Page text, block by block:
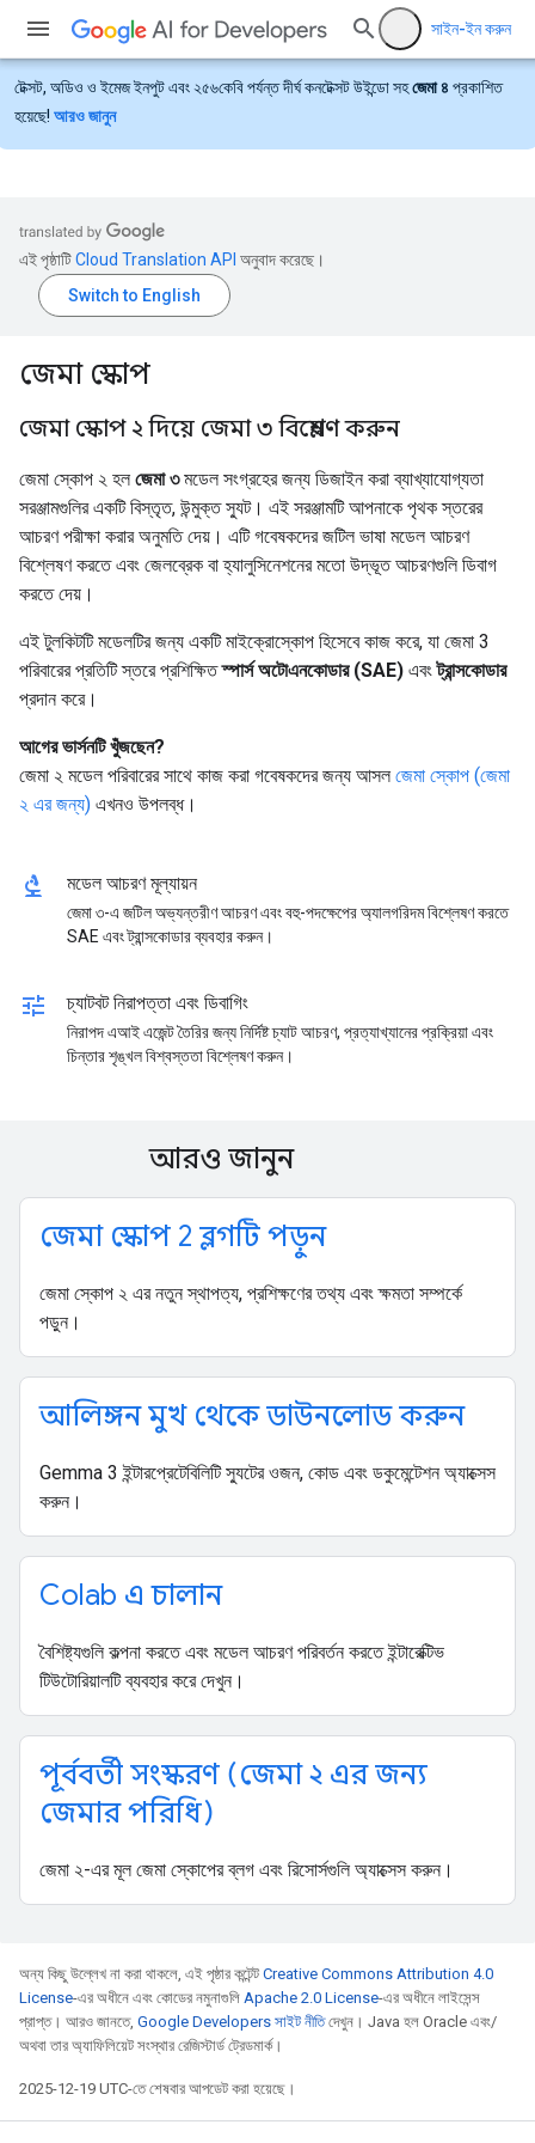
সাইন-ইন করুন
টেক্সট, অডিও ও ইমেজ ইনপুট এবং ২৫৬কেবি পর্যন্ত দীর্ঘ কনটেক্সট উইন্ডো সহজেমা ৪ প্রকাশিত
হয়েছে! আরও জানুন
এই পৃষ্ঠাটিCloud Translation API অনুবাদ করেছে।
জেমা স্কোপ
জেমা স্কোপ ২ দিয়ে জেমা ৩ বিশ্লেষণ করুন
জেমা স্কোপ ২ হল জেমা ৩মডেল সংগ্রহের জন্য ডিজাইন করা ব্যাখ্যাযোগ্যতা
সরঞ্জামগুলির একটি বিস্তৃত, উন্মুক্ত স্যুট। এই সরঞ্জামটি আপনাকে পৃথক স্তরের
আচরণ পরীক্ষা করার অনুমতি দেয়। এটি গবেষকদের জটিল ভাষা মডেল আচরণ
বিশ্লেষণ করতে এবং জেলব্রেক বা হ্যালুসিনেশনের মতো উদ্ভূত আচরণগুলি ডিবাগ
করতে দেয়।
এই টুলকিটটি মডেলটির জন্য একটি মাইক্রোস্কোপ হিসেবে কাজ করে, যা জেমা 3
পরিবারের প্রতিটি স্তরে প্রশিক্ষিতস্পার্স অটোএনকোডার (SAE) এবংট্রান্সকোডার
প্রদান করে।
আগের ভার্সনটি খুঁজছেন?
জেমা ২ মডেল পরিবারের সাথে কাজ করা গবেষকদের জন্য আসল জেমা স্কোপ (জেমা
২ এর জন্য) এখনও উপলব্ধ।
biotech মডেল আচরণ মূল্যায়ন
জেমা ৩-এ জটিল অভ্যন্তরীণ আচরণ এবং বহু-পদক্ষেপের অ্যালগরিদম বিশ্লেষণ করতে
SAE এবং ট্রান্সকোডার ব্যবহার করুন।
tune চ্যাটবট নিরাপত্তা এবং ডিবাগিং
নিরাপদ এআই এজেন্ট তৈরির জন্য নির্দিষ্ট চ্যাট আচরণ, প্রত্যাখ্যানের প্রক্রিয়া এবং
চিন্তার শৃঙ্খল বিশ্বস্ততা বিশ্লেষণ করুন।
আরও জানুন
জেমা স্কোপ 2 ব্লগটি পড়ুন
জেমা স্কোপ ২ এর নতুন স্থাপত্য, প্রশিক্ষণের তথ্য এবং ক্ষমতা সম্পর্কে
পড়ুন।
আলিঙ্গন মুখ থেকে ডাউনলোড করুন
Gemma 3 ইন্টারপ্রেটেবিলিটি স্যুটের ওজন, কোড এবং ডকুমেন্টেশন অ্যাক্সেস
করুন।
Colab এ চালান
বৈশিষ্ট্যগুলি কল্পনা করতে এবং মডেল আচরণ পরিবর্তন করতে ইন্টারেক্টিভ
টিউটোরিয়ালটি ব্যবহার করে দেখুন।
পূর্ববর্তী সংস্করণ (জেমা ২ এর জন্য
জেমার পরিধি)
জেমা ২-এর মূল জেমা স্কোপের ব্লগ এবং রিসোর্সগুলি অ্যাক্সেস করুন।
অন্য কিছু উল্লেখ না করা থাকলে, এই পৃষ্ঠার কন্টেন্ট Creative Commons Attribution 4.0
License-এর অধীনে এবং কোডের নমুনাগুলি Apache 2.0 License-এর অধীনে লাইসেন্স
প্রাপ্ত। আরও জানতে, Google Developers সাইট নীতিদেখুন। Java হল Oracle এবং/
অথবা তার অ্যাফিলিয়েট সংস্থার রেজিস্টার্ড ট্রেডমার্ক।
2025-12-19 UTC-তে শেষবার আপডেট করা হয়েছে।